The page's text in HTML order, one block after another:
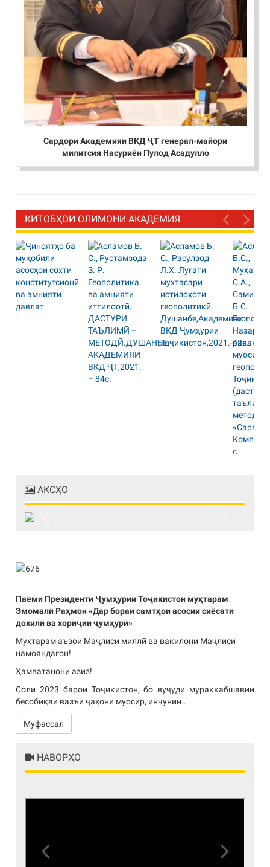
Сардори Академияи ВКД ҶТ генерал-майори
милитсия Насуриён Пулод Асадулло
КИТОБҲОИ ОЛИМОНИ АКАДЕМИЯ
АКСҲО
Паёми Президенти Ҷумҳурии Тоҷикистон муҳтарам
Эмомалӣ Раҳмон «Дар бораи самтҳои асосии сиёсати
дохилӣ ва хориҷии ҷумҳурӣ»
Муҳтарам аъзои Маҷлиси миллӣ ва вакилони Маҷлиси
намояндагон!
Ҳамватанони азиз!
Соли 2023 барои Тоҷикистон, бо вуҷуди мураккабшавии
бесобиқаи вазъи ҷаҳони муосир, инчунин...
Муфассал
НАВОРҲО